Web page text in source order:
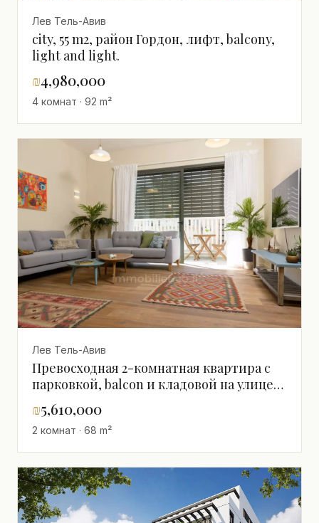
Лев Тель-Авив
city, 55 m2, район Гордон, лифт, balcony,
light and light.
₪4,980,000
4 комнат · 92 m²
Лев Тель-Авив
Превосходная 2-комнатная квартира с
парковкой, balcon и кладовой на улице
Шенкин
₪5,610,000
2 комнат · 68 m²